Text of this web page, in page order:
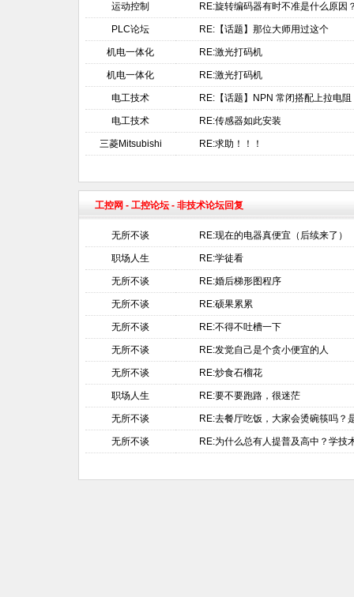
运动控制 RE:旋转编码器有时不准是什么原因
PLC论坛 RE:【话题】那位大师用过这个
机电一体化 RE:激光打码机
机电一体化 RE:激光打码机
电工技术 RE:【话题】NPN 常闭搭配上拉电阻
电工技术 RE:传感器如此安装
三菱Mitsubishi RE:求助！！！
工控网 - 工控论坛- 非技术论坛回复
无所不谈 RE:现在的电器真便宜（后续来了）
职场人生 RE:学徒看
无所不谈 RE:婚后梯形图程序
无所不谈 RE:硕果累累
无所不谈 RE:不得不吐槽一下
无所不谈 RE:发觉自己是个贪小便宜的人
无所不谈 RE:炒食石榴花
职场人生 RE:要不要跑路，很迷茫
无所不谈 RE:去餐厅吃饭，大家会烫碗筷吗？
无所不谈 RE:为什么总有人提普及高中？学技